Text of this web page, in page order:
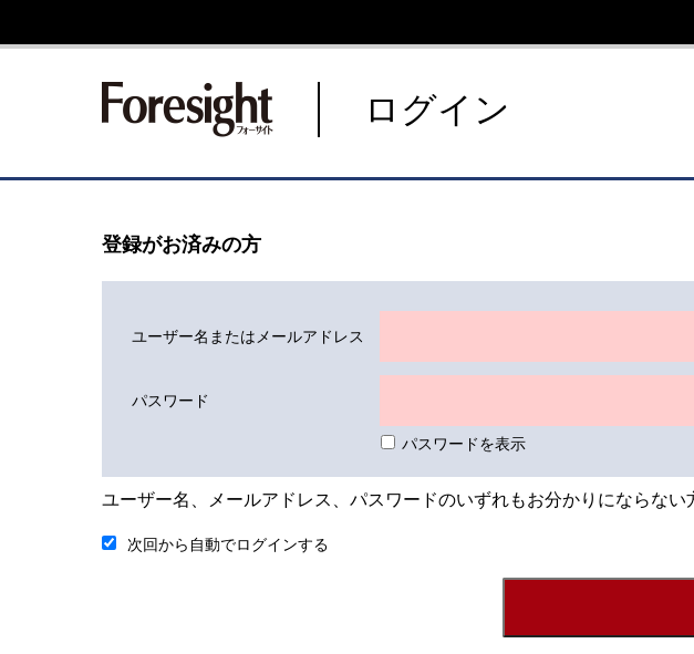
新潮社 Foresight フォーサイト
ログイン
登録がお済みの方
ユーザー名またはメールアドレス
パスワード
パスワードを表示
ユーザー名、メールアドレス、パスワードのいずれもお分かりにならない
次回から自動でログインする